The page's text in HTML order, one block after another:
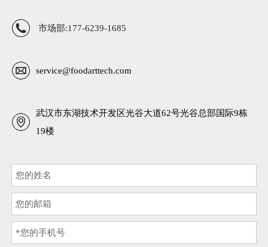
市场部:177-6239-1685
service@foodarttech.com
武汉市东湖技术开发区光谷大道62号光谷总部国际9栋
19楼